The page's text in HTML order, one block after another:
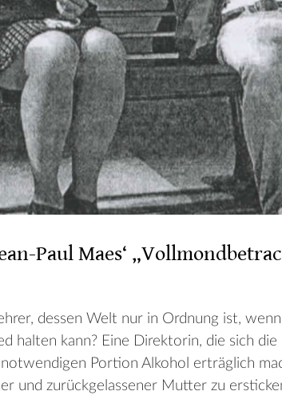
Paul Maes‘
dessen Welt nur in Ordnung ist,
halten kann? Eine Direktorin, die sich die
Portion Alkohol erträglich
und zurückgelassener Mutter zu